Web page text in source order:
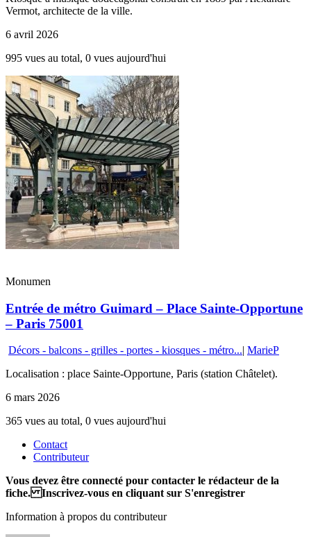
Vermot, architecte de la ville.
6 avril 2026
995 vues au total, 0 vues aujourd'hui
Monumen
Entrée de métro Guimard – Place Sainte-Opportune
– Paris 75001
Décors - balcons - grilles - portes - kiosques - métro...| MarieP
Localisation : place Sainte-Opportune, Paris (station Châtelet).
6 mars 2026
365 vues au total, 0 vues aujourd'hui
Contact
Contributeur
Vous devez être connecté pour contacter le rédacteur de la
fiche. Inscrivez-vous en cliquant sur S'enregistrer
Information à propos du contributeur